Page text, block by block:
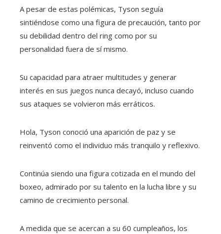
A pesar de estas polémicas, Tyson seguía
sintiéndose como una figura de precaución, tanto por
su debilidad dentro del ring como por su
personalidad fuera de sí mismo.
Su capacidad para atraer multitudes y generar
interés en sus juegos nunca decayó, incluso cuando
sus ataques se volvieron más erráticos.
Hola, Tyson conoció una aparición de paz y se
reinventó como el individuo más tranquilo y reflexivo.
Continúa siendo una figura cotizada en el mundo del
boxeo, admirado por su talento en la lucha libre y su
camino de crecimiento personal.
A medida que se acercan a su 60 cumpleaños, los